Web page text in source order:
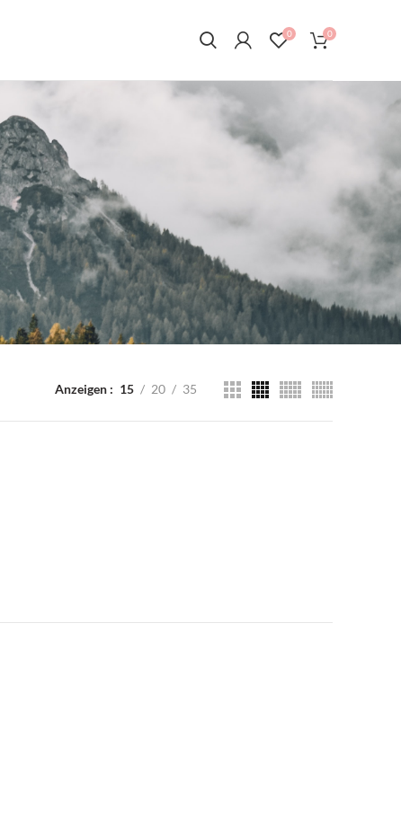
0 0
Anzeigen 15 20 35